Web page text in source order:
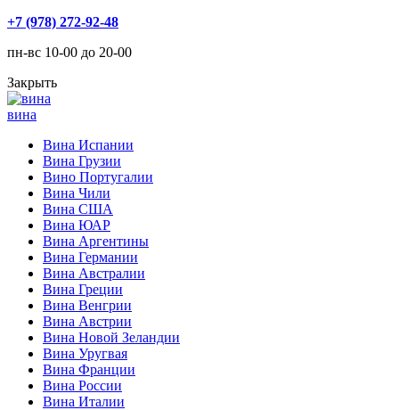
+7 (978) 272-92-48
пн-вс 10-00 до 20-00
Закрыть
вина
Вина Испании
Вина Грузии
Вино Португалии
Вина Чили
Вина США
Вина ЮАР
Вина Аргентины
Вина Германии
Вина Австралии
Вина Греции
Вина Венгрии
Вина Австрии
Вина Новой Зеландии
Вина Уругвая
Вина Франции
Вина России
Вина Италии